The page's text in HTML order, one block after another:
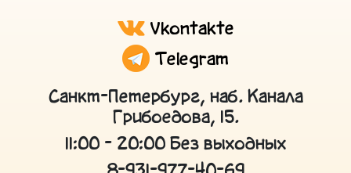
Vkontakte
Telegram
Санкт-Петербург, наб. Канала
Грибоедова, 15.
11:00 - 20:00 Без выходных